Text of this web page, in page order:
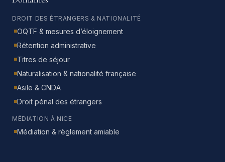
DROIT DES ÉTRANGERS & NATIONALITÉ
OQTF & mesures d’éloignement
Rétention administrative
Titres de séjour
Naturalisation & nationalité française
Asile & CNDA
Droit pénal des étrangers
MÉDIATION À NICE
Médiation & règlement amiable